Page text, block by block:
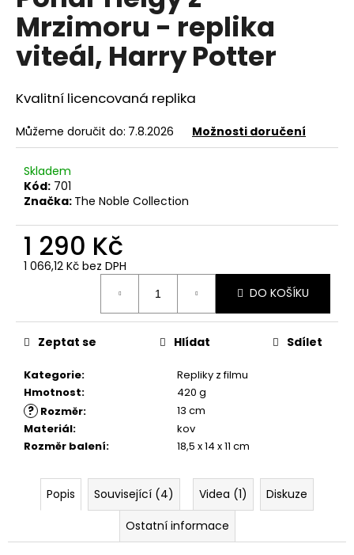
4,7
5
hvězdiček.
Mrzimoru - replika
viteál, Harry Potter
Kvalitní licencovaná replika
Můžeme doručit do: 7.8.2026 Možnosti doručení
Skladem
Kód: 701
Značka: The Noble Collection
1 290 Kč
1 066,12 Kč bez DPH
DO KOŠÍKU
Kategorie:
Repliky z filmu
Hmotnost: 420 g
? Rozměr:
13 cm
Materiál:
kov
Rozměr balení: 18,5 x 14 x 11 cm
Zeptat se Hlídat Sdílet
Popis Související (4) Videa (1)
Diskuze
Ostatní informace
a
j
í
?
o
r
u
u
e
m
e
NÁHRDELNÍK
OBRACEČ
POTTER